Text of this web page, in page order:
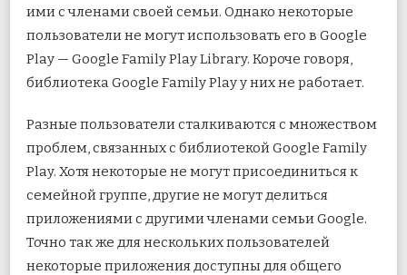
ими с членами своей семьи. Однако некоторые
пользователи не могут использовать его в Google
Play — Google Family Play Library. Короче говоря,
библиотека Google Family Play у них не работает.
Разные пользователи сталкиваются с множеством
проблем, связанных с библиотекой Google Family
Play. Хотя некоторые не могут присоединиться к
семейной группе, другие не могут делиться
приложениями с другими членами семьи Google.
Точно так же для нескольких пользователей
некоторые приложения доступны для общего